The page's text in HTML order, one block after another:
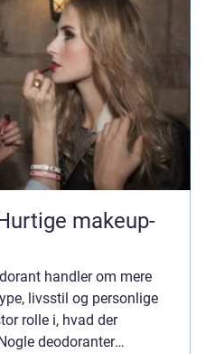
makeup-
handler om mere
livsstil og personlige
rolle i, hvad der
deodoranter